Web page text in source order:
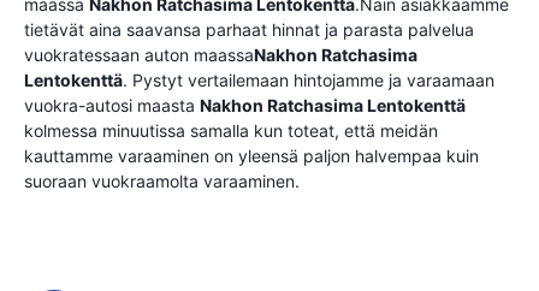
maassa Nakhon Ratchasima Lentokenttä.Näin asiakkaamme
tietävät aina saavansa parhaat hinnat ja parasta palvelua
vuokratessaan auton maassaNakhon Ratchasima
Lentokenttä. Pystyt vertailemaan hintojamme ja varaamaan
vuokra-autosi maasta Nakhon Ratchasima Lentokenttä
kolmessa minuutissa samalla kun toteat, että meidän
kauttamme varaaminen on yleensä paljon halvempaa kuin
suoraan vuokraamolta varaaminen.